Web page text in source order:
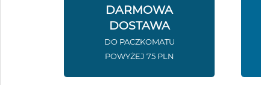
DARMOWA
DOSTAWA
DO PACZKOMATU
POWYŻEJ 75 PLN